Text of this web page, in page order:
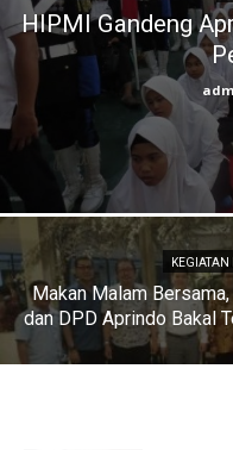
HIPMI Gandeng
KEGIATAN
Makan Malam
dan DPD Aprindo Bakal